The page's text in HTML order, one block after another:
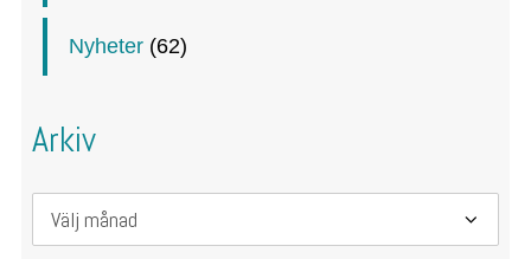
Nyheter (62)
Arkiv
Arkiv